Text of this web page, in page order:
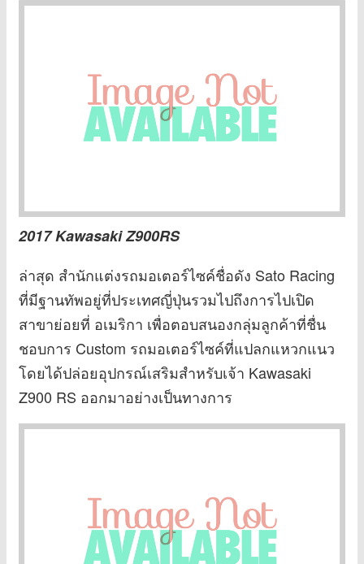
2017 Kawasaki Z900RS
ล่าสุด สำนักแต่งรถมอเตอร์ไซค์ชื่อดัง Sato Racing
ที่มีฐานทัพอยู่ที่ประเทศญี่ปุ่นรวมไปถึงการไปเปิด
สาขาย่อยที่ อเมริกา เพื่อตอบสนองกลุ่มลูกค้าที่ชื่น
ชอบการ Custom รถมอเตอร์ไซค์ที่แปลกแหวกแนว
โดยได้ปล่อยอุปกรณ์เสริมสำหรับเจ้า Kawasaki
Z900 RS ออกมาอย่างเป็นทางการ